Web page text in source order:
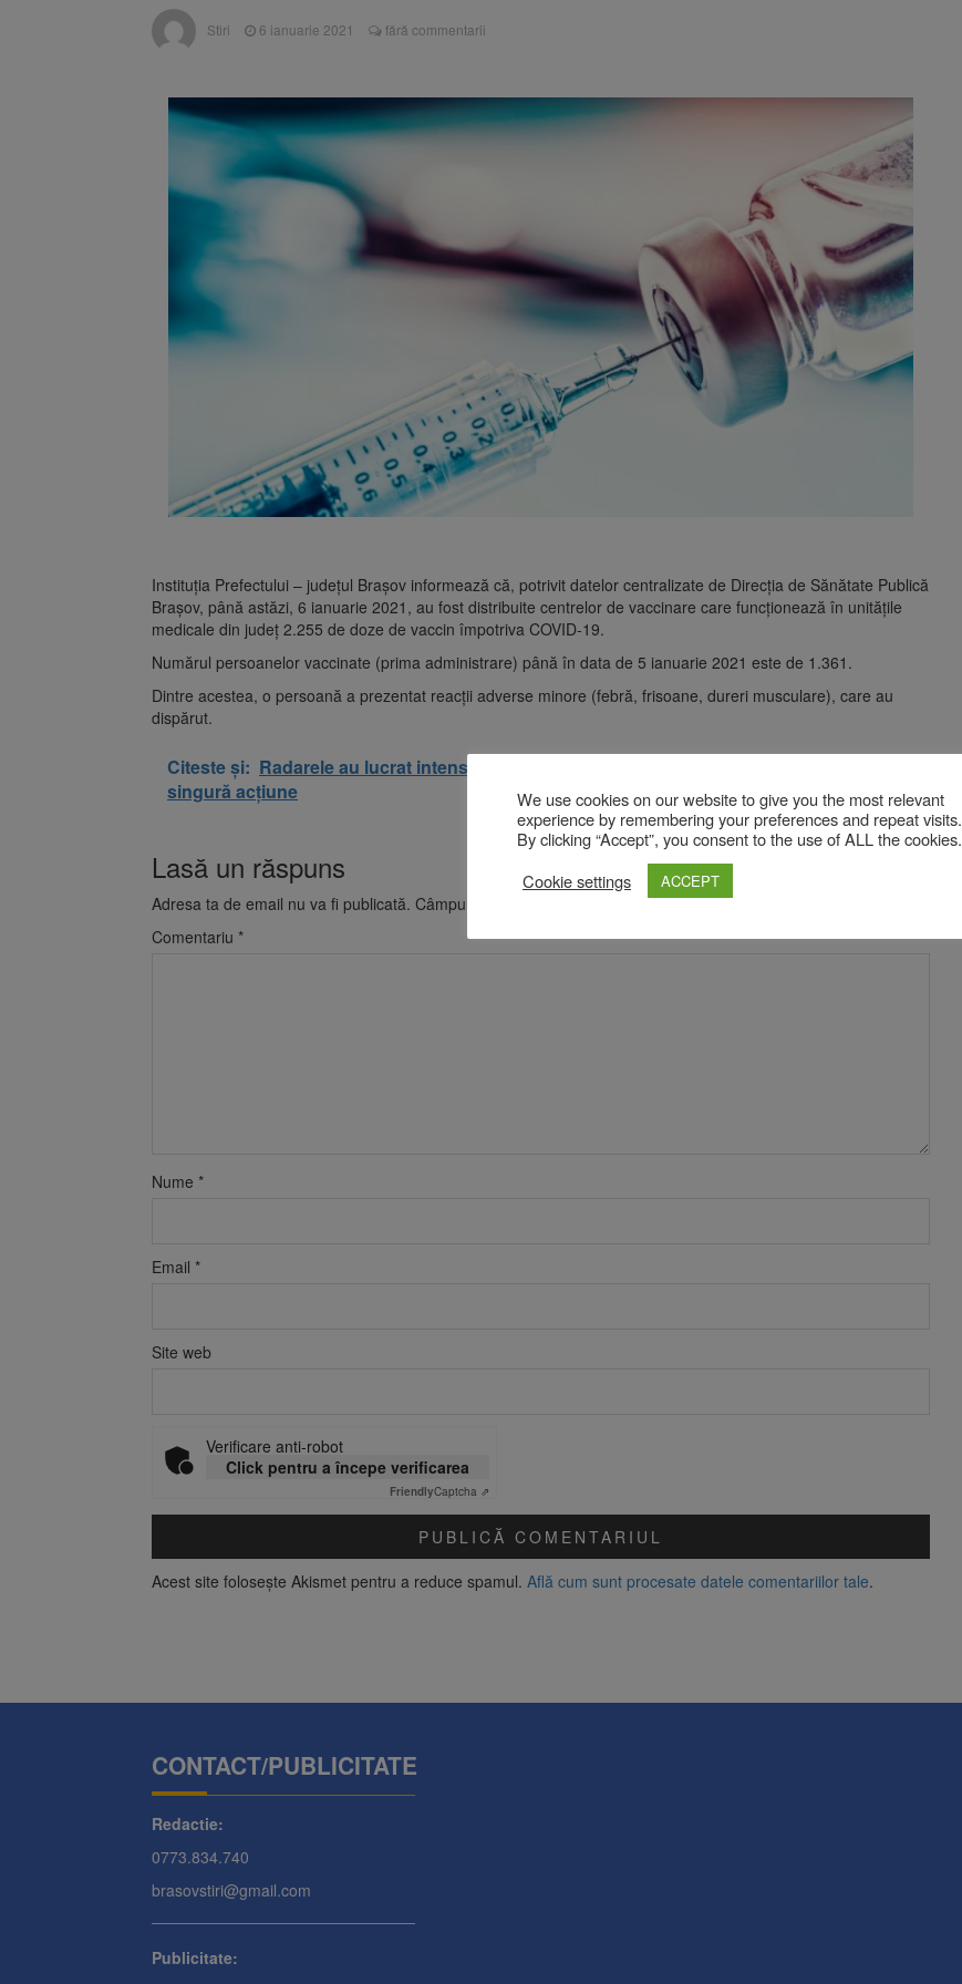
procesul
Stiri 6 ianuarie 2021 fără commentarii
Instituția Prefectului – județul Brașov informează că, potrivit datelor centralizate de Direcția de Sănătate Publică
Brașov, până astăzi, 6 ianuarie 2021, au fost distribuite centrelor de vaccinare care funcționează în unitățile
medicale din județ 2.255 de doze de vaccin împotriva COVID-19.
Numărul persoanelor vaccinate (prima administrare) până în data de 5 ianuarie 2021 este de 1.361.
Dintre acestea, o persoană a prezentat reacții adverse minore (febră, frisoane, dureri musculare), care au
dispărut.
Citeste și: Radarele au lucrat intens pe străzile Brașovului. Peste 120 de amenzi într-o
singură acțiune
Lasă un răspuns
Adresa ta de email nu va fi publicată. Câmpurile obligatorii sunt marcate cu*
Comentariu *
Nume *
Email *
Site web
Verificare anti-robot
Click pentru a începe verificarea
FriendlyCaptcha ⇗
Acest site folosește Akismet pentru a reduce spamul. Află cum sunt procesate datele comentariilor tale.
CONTACT/PUBLICITATE
Redactie:
0773.834.740
brasovstiri@gmail.com
Publicitate:
We use cookies on our website to give you the most relevant
experience by remembering your preferences and repeat visits.
By clicking “Accept”, you consent to the use of ALL the cookies.
Cookie settings
ACCEPT